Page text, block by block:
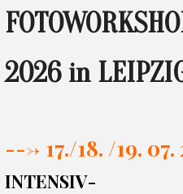
2026 in
---> 17./18. /19. 07.
INTENSIV-